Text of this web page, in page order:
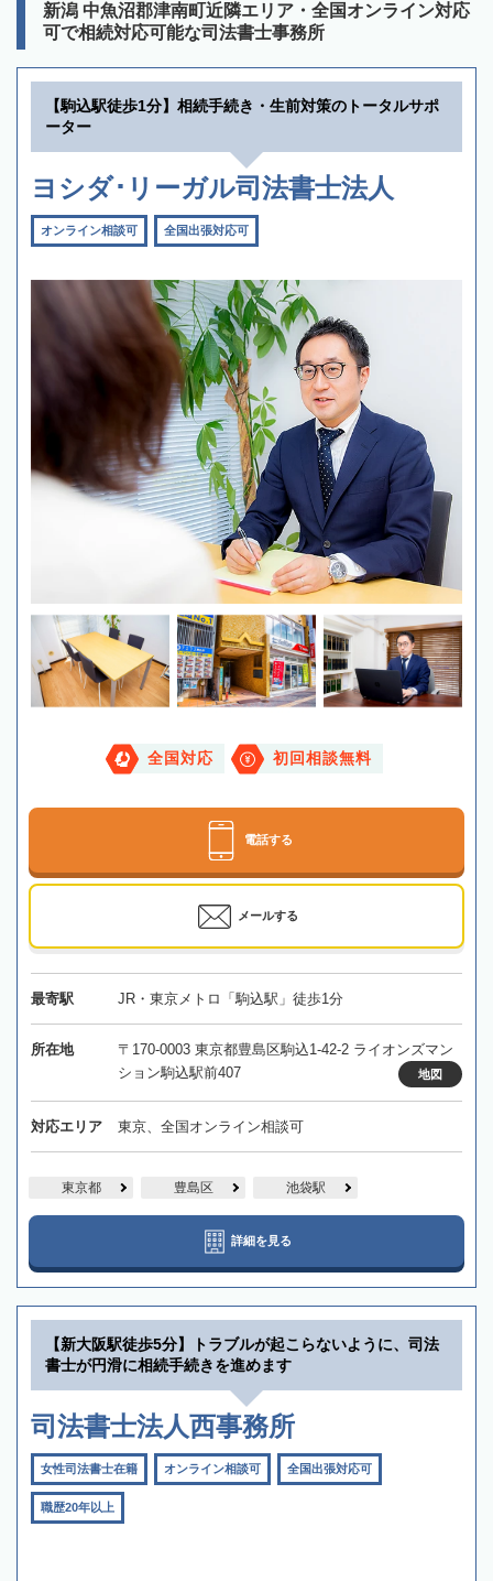
新潟 中魚沼郡津南町近隣エリア・全国オンライン対応
可で相続対応可能な司法書士事務所
【駒込駅徒歩1分】相続手続き・生前対策のトータルサポ
ーター
ヨシダ･リーガル司法書士法人
オンライン相談可 全国出張対応可
全国対応 初回相談無料
電話する
メールする
最寄駅 JR・東京メトロ「駒込駅」徒歩1分
所在地
〒170-0003 東京都豊島区駒込1-42-2 ライオンズマン
ション駒込駅前407
地図
対応エリア 東京、全国オンライン相談可
東京都 豊島区 池袋駅
詳細を見る
【新大阪駅徒歩5分】トラブルが起こらないように、司法
書士が円滑に相続手続きを進めます
司法書士法人西事務所
女性司法書士在籍 オンライン相談可 全国出張対応可
職歴20年以上